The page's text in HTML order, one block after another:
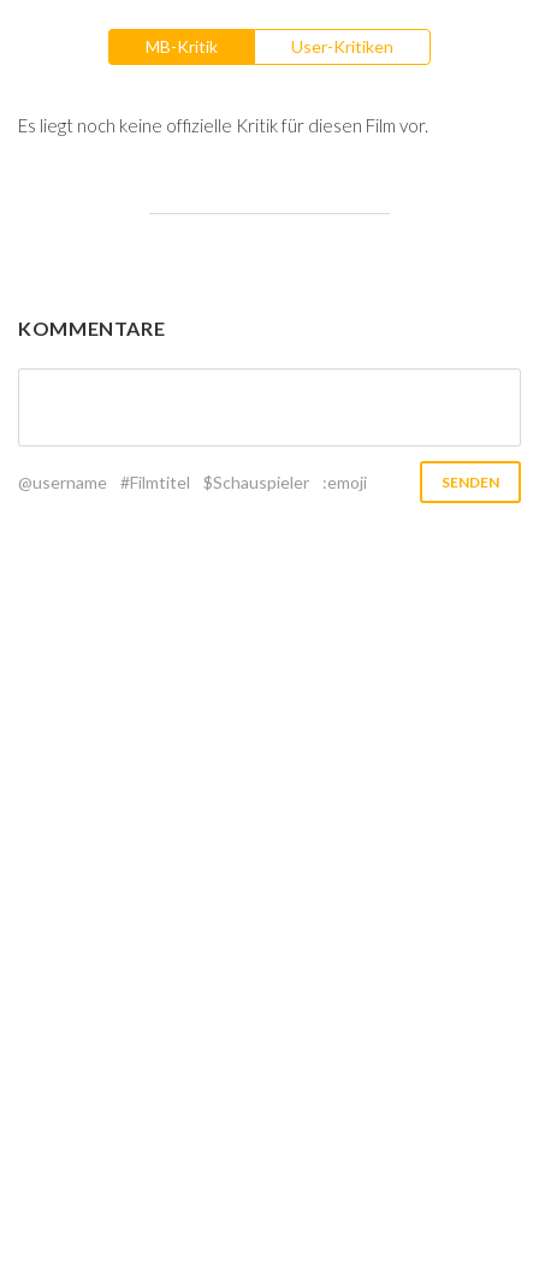
MB-Kritik User-Kritiken
Es liegt noch keine offizielle Kritik für diesen Film vor.
KOMMENTARE
@username #Filmtitel $Schauspieler :emoji